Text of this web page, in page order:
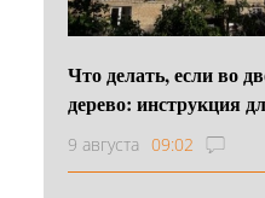
Что делать, если во
дерево: инструкция
9 августа 09:02